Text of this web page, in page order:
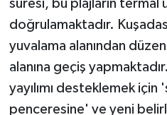
süresi, bu plajların termal
doğrulamaktadır.
yuvalama alanından
alanına geçiş
yayılımı desteklemek için
penceresine' ve yeni